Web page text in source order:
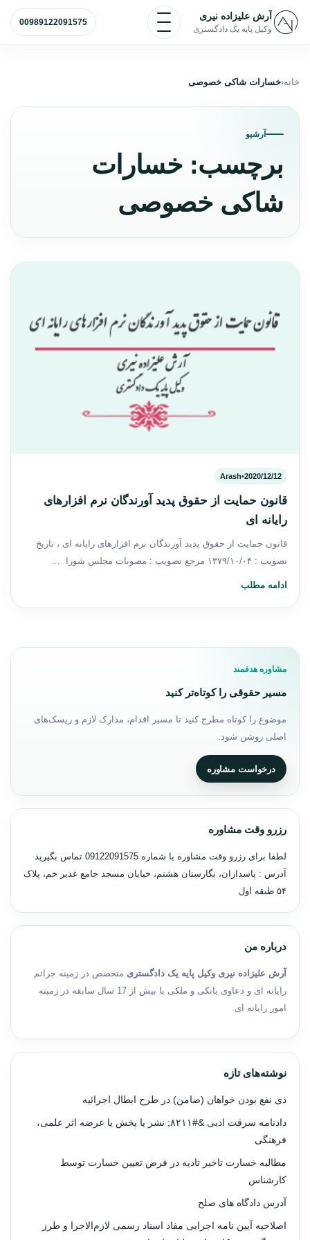
پرش به محتوا
آرش علیزاده نیری
وکیل پایه یک دادگستری
باز و بسته کردن منو
00989122091575
خانه خسارات شاکی خصوصی
آرشیو
برچسب:خسارات
شاکی خصوصی
2020/12/12
•
Arash
قانون حمایت از حقوق پدید آورندگان نرم افزارهای
رایانه ای
قانون حمایت از حقوق پدید آورندگان نرم افزارهای رایانه ای ، تاریخ
تصویب : ۱۳۷۹/۱۰/۰۴ مرجع تصویب : مصوبات مجلس شورا …
ادامه مطلب
مشاوره هدفمند
مسیر حقوقی را کوتاه‌تر کنید
موضوع را کوتاه مطرح کنید تا مسیر اقدام، مدارک لازم و ریسک‌های
اصلی روشن شود.
درخواست مشاوره
رزرو وقت مشاوره
لطفا برای رزرو وقت مشاوره با شماره 09122091575 تماس بگیرید
آدرس : پاسداران، نگارستان هشتم، خیابان مسجد جامع غدیر خم، پلاک
۵۴ طبقه اول
درباره من
آرش علیزاده نیری وکیل پایه یک دادگستری متخصص در زمینه جرائم
رایانه ای و دعاوی بانکی و ملکی با بیش از 17 سال سابقه در زمینه
امور رایانه ای
نوشته‌های تازه
ذی نفع بودن خواهان (ضامن) در طرح ابطال اجرائیه
دادنامه سرقت ادبی &#۸۲۱۱; نشر یا پخش یا عرضه اثر علمی،
فرهنگی
مطالبه خسارت تاخیر تادیه در فرض تعیین خسارت توسط
کارشناس
آدرس دادگاه های صلح
اصلاحیه آیین نامه اجرایی مفاد اسناد رسمی لازم‌الاجرا و طرز